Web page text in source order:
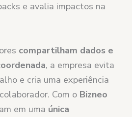
e avalia impactos na
compartilham dados e
, a empresa evita
e cria uma experiência
Com o Bizneo
em uma única